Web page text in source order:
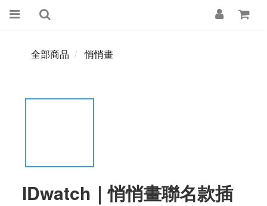
全部商品 悄悄畫
IDwatch｜悄悄畫聯名款插